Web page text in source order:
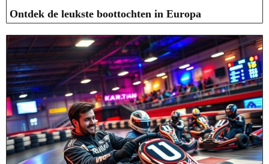
Ontdek de leukste boottochten in Europa